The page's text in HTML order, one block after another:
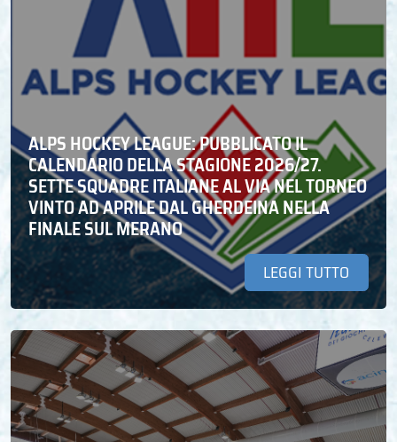
ALPS HOCKEY LEAGUE: PUBBLICATO IL
CALENDARIO DELLA STAGIONE 2026/27.
SETTE SQUADRE ITALIANE AL VIA NEL TORNEO
VINTO AD APRILE DAL GHERDEINA NELLA
FINALE SUL MERANO
LEGGI TUTTO